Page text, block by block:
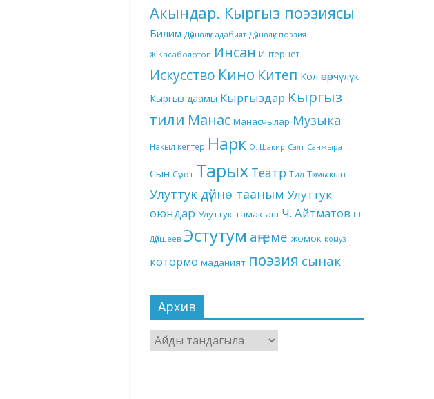
Акындар. Кыргыз поэзиясы
Билим Дүйнөлүк адабият Дүйнөлүк поэзия
Ж.Касаболотов Инсан Интернет
Искусство Кино Китеп Кол өнөрчүлүк
Кыргыз даамы Кыргыздар Кыргыз
тили Манас Манасчылар Музыка
Накыл кептер Нарк О. Шакир Салт Санжыра
Сын Сүрөт Тарых Театр Тил Төкмө акын
Улуттук дүйнө тааным Улуттук
оюндар Улуттук тамак-аш Ч. Айтматов Ш.
Дүйшеев Эстутум аңгеме жомок комуз
котормо маданият поэзия сынак
Архив
Архив